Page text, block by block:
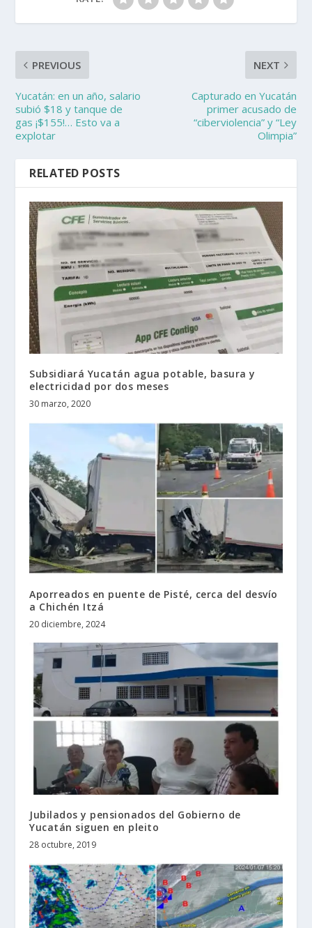
PREVIOUS
Yucatán: en un año, salario
subió $18 y tanque de
gas ¡$155!… Esto va a
explotar
NEXT
Capturado en Yucatán
primer acusado de
“ciberviolencia” y “Ley
Olimpia”
RELATED POSTS
Subsidiará Yucatán agua potable, basura y
electricidad por dos meses
30 marzo, 2020
Aporreados en puente de Pisté, cerca del desvío
a Chichén Itzá
20 diciembre, 2024
Jubilados y pensionados del Gobierno de
Yucatán siguen en pleito
28 octubre, 2019